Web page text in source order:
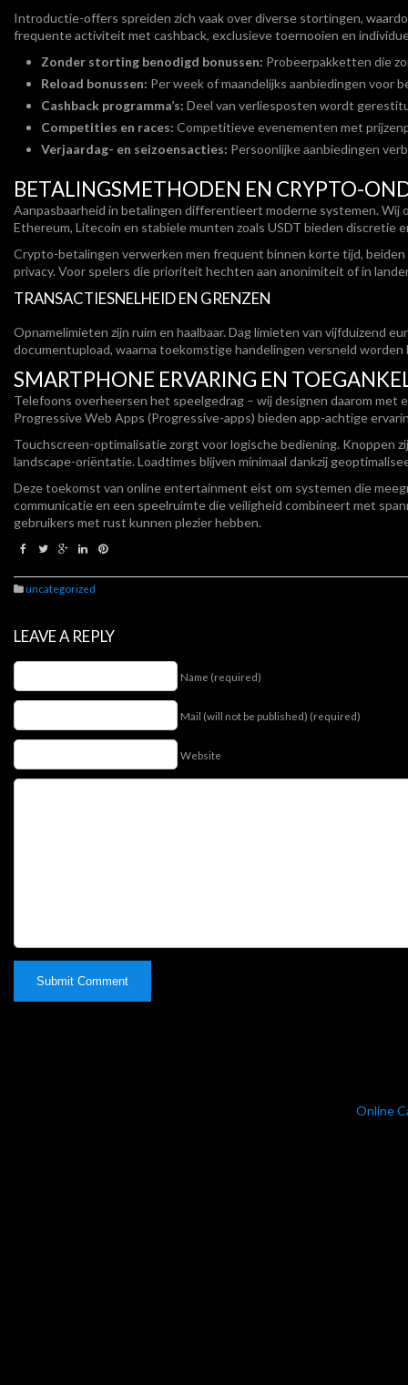
Introductie-offers spreiden zich vaak over diverse stortingen,
frequente activiteit met cashback, exclusieve toernooien en
Zonder storting benodigd bonussen: Probeerpakketten die
Reload bonussen: Per week of maandelijks aanbiedingen voor
Cashback programma’s: Deel van verliesposten wordt
Competities en races: Competitieve evenementen met
Verjaardag- en seizoensacties: Persoonlijke aanbiedingen
BETALINGSMETHODEN EN CRYPTO-
Aanpasbaarheid in betalingen differentieert moderne systemen.
Ethereum, Litecoin en stabiele munten zoals USDT bieden discretie
Crypto-betalingen verwerken men frequent binnen korte tijd,
privacy. Voor spelers die prioriteit hechten aan anonimiteit of in
TRANSACTIESNELHEID EN GRENZEN
Opnamelimieten zijn ruim en haalbaar. Dag limieten van vijfduizend
documentupload, waarna toekomstige handelingen versneld
SMARTPHONE ERVARING EN
Telefoons overheersen het speelgedrag – wij designen daarom
Progressive Web Apps (Progressive-apps) bieden app-achtige
Touchscreen-optimalisatie zorgt voor logische bediening. Knoppen
landscape-oriëntatie. Loadtimes blijven minimaal dankzij
Deze toekomst van online entertainment eist om systemen die
communicatie en een speelruimte die veiligheid combineert met
gebruikers met rust kunnen plezier hebben.
uncategorized
LEAVE A REPLY
Name (required)
Mail (will not be published) (required)
Website
Online